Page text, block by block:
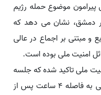
موضوع حمله رژیم
دمشق، نشان می دهد که
و مبتنی بر اجماع در عالی
امنیت ملی بوده است.
ملی تاکید شده که جلسه
شورا در ساعت ۲۱ دوشنبه شب یعنی به فاصله ۴ ساعت پس از